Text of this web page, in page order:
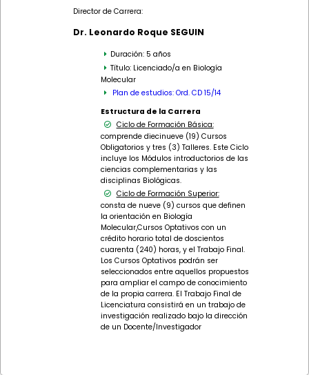
Director de Carrera:
Dr. Leonardo Roque SEGUIN
Duración: 5 años
Título: Licenciado/a en Biología
Molecular
Plan de estudios: Ord. CD 15/14
Estructura de la Carrera
Ciclo de Formación Básica:
comprende diecinueve (19) Cursos
Obligatorios y tres (3) Talleres. Este Ciclo
incluye los Módulos introductorios de las
ciencias complementarias y las
disciplinas Biológicas.
Ciclo de Formación Superior:
consta de nueve (9) cursos que definen
la orientación en Biología
Molecular,Cursos Optativos con un
crédito horario total de doscientos
cuarenta (240) horas, y el Trabajo Final.
Los Cursos Optativos podrán ser
seleccionados entre aquellos propuestos
para ampliar el campo de conocimiento
de la propia carrera. El Trabajo Final de
Licenciatura consistirá en un trabajo de
investigación realizado bajo la dirección
de un Docente/Investigador